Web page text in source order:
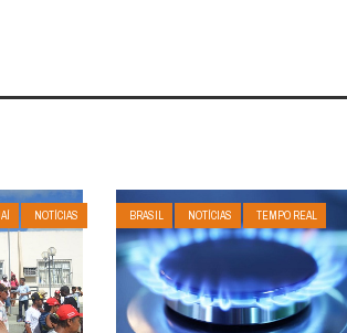
NOTÍCIAS
BRASIL NOTÍCIAS TEMPO REAL